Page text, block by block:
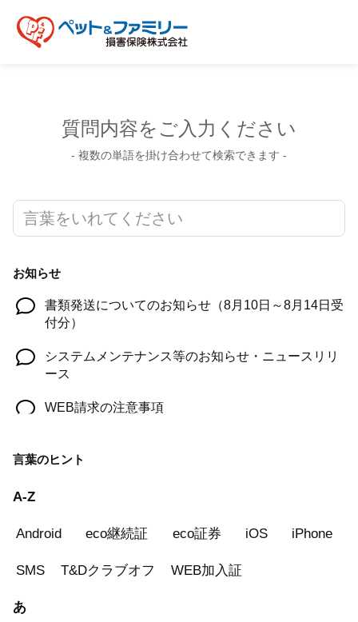
質問内容をご入力ください
- 複数の単語を掛け合わせて検索できます -
お知らせ
書類発送についてのお知らせ（8月10日～8月14日受
付分）
システムメンテナンス等のお知らせ・ニュースリリ
ース
WEB請求の注意事項
ログインサービスの導入
払い対象になりますか？
言葉のヒント
A-Z
Android eco継続証 eco証券 iOS iPhone
SMS T&Dクラブオフ WEB加入証
あ